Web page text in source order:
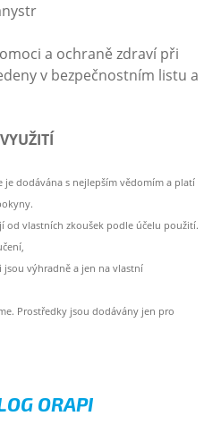
a ochraně zdraví při
v bezpečnostním listu a
je dodávána s nejlepším vědomím a platí
od vlastních zkoušek podle účelu použití.
výhradně a jen na vlastní
Prostředky jsou dodávány jen pro
ORAPI